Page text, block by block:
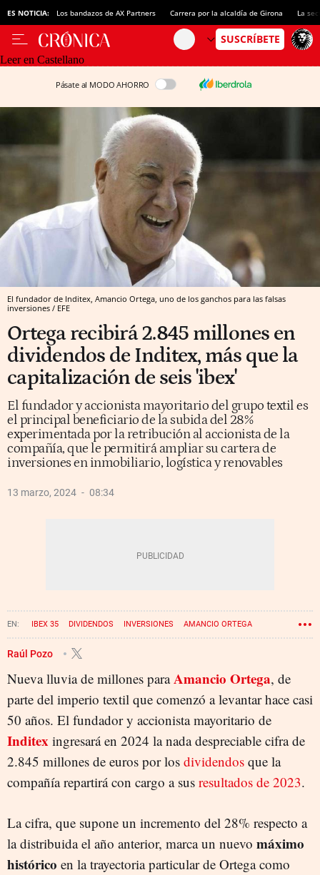
ES NOTICIA: Los bandazos de AX Partners Carrera por la alcaldía de Girona La
Leer en Castellano
Pásate al MODO AHORRO
El fundador de Inditex, Amancio Ortega, uno de los ganchos para las falsas
inversiones / EFE
Ortega recibirá 2.845 millones en
dividendos de Inditex, más que la
capitalización de seis 'ibex'
El fundador y accionista mayoritario del grupo textil es
el principal beneficiario de la subida del 28%
experimentada por la retribución al accionista de la
compañía, que le permitirá ampliar su cartera de
inversiones en inmobiliario, logística y renovables
13 marzo, 2024 08:34
IBEX 35 DIVIDENDOS INVERSIONES AMANCIO ORTEGA
INDITEX
Raúl Pozo
Nueva lluvia de millones paraAmancio Ortega, de
parte del imperio textil que comenzó a levantar hace casi
50 años. El fundador y accionista mayoritario de
Inditex ingresará en 2024 la nada despreciable cifra de
2.845 millones de euros por los dividendos que la
compañía repartirá con cargo a sus resultados de 2023.
La cifra, que supone un incremento del 28% respecto a
la distribuida el año anterior, marca un nuevo máximo
histórico en la trayectoria particular de Ortega como